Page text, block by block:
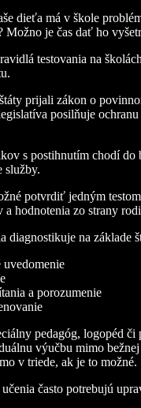
dieťa má v škole
Možno je čas dať ho
testovania na
prijali zákon o
posilňuje
s postihnutím chodí do
služby.
potvrdiť jedným
a hodnotenia zo strany
diagnostikuje na základe
a porozumenie
pedagóg, logopéd či
výučbu mimo bežnej
v triede, ak je to možné.
často potrebujú